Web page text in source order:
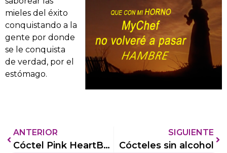
mieles del éxito
conquistando a la
gente por donde
se le conquista
de verdad, por el
estómago.
ANTERIOR
Cóctel Pink HeartBeat
SIGUIENTE
Cócteles sin alcohol